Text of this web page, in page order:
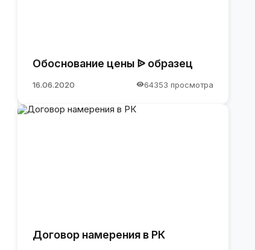
Обоснование цены ᐉ образец
16.06.2020 64353 просмотра
Договор намерения в РК